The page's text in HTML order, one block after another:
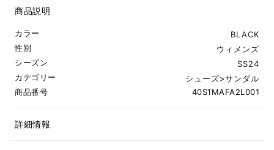
商品説明
カラー
BLACK
性別
ウィメンズ
シーズン
SS24
カテゴリー
シューズ>サンダル
商品番号
40S1MAFA2L001
詳細情報